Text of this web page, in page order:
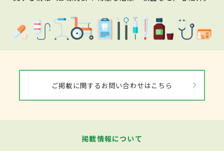
ご掲載に関するお問い合わせはこちら
掲載情報について